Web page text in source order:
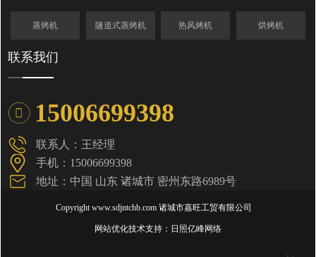
蒸烤机 隧道式蒸烤机 热风烤机 烘烤机
联系我们
15006699398
联系人：王经理
手机：15006699398
地址：中国 山东 诸城市 密州东路6989号
Copyright www.sdjntchb.com 诸城市嘉旺工贸有限公司
网站优化技术支持： 日照亿峰网络